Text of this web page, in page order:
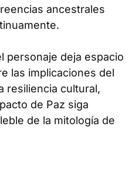
ancestrales
personaje deja espacio
las implicaciones del
resiliencia cultural,
de Paz siga
de la mitología de